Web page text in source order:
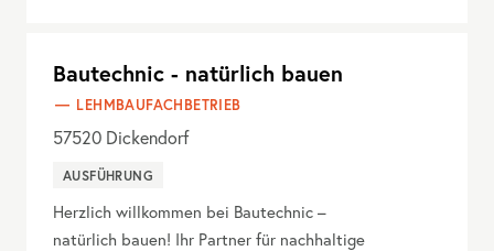
Bautechnic - natürlich bauen
LEHMBAUFACHBETRIEB
57520 Dickendorf
AUSFÜHRUNG
Herzlich willkommen bei Bautechnic –
natürlich bauen! Ihr Partner für nachhaltige